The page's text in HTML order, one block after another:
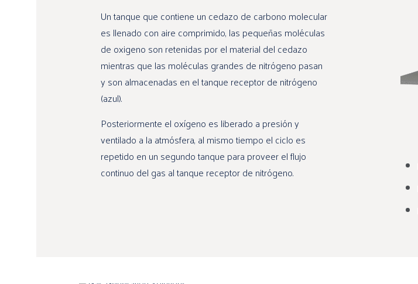
Un tanque que contiene un cedazo de carbono molecular
es llenado con aire comprimido, las pequeñas moléculas
de oxigeno son retenidas por el material del cedazo
mientras que las moléculas grandes de nitrógeno pasan
y son almacenadas en el tanque receptor de nitrógeno
(azul).
Posteriormente el oxígeno es liberado a presión y
ventilado a la atmósfera, al mismo tiempo el ciclo es
repetido en un segundo tanque para proveer el flujo
continuo del gas al tanque receptor de nitrógeno.